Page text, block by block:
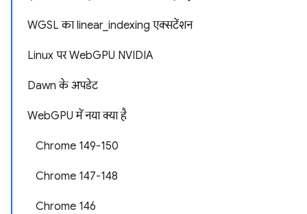
WGSL का linear_indexing एक्सटेंशन
Linux पर WebGPU NVIDIA
Dawn के अपडेट
WebGPU में नया क्या है
Chrome 149-150
Chrome 147-148
Chrome 146